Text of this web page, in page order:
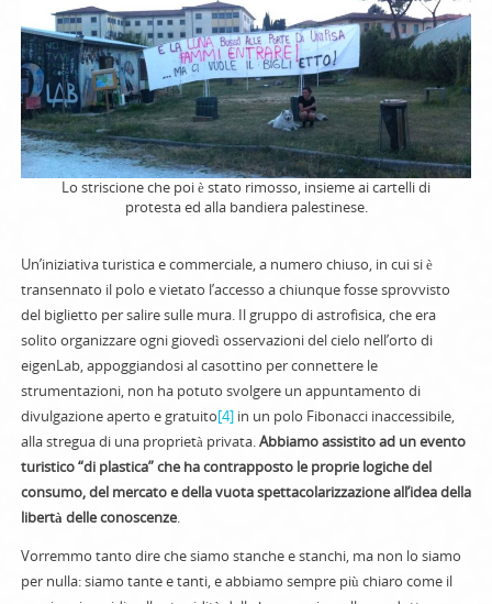
Lo striscione che poi è stato rimosso, insieme ai cartelli di
protesta ed alla bandiera palestinese.
Un’iniziativa turistica e commerciale, a numero chiuso, in cui si è
transennato il polo e vietato l’accesso a chiunque fosse sprovvisto
del biglietto per salire sulle mura. Il gruppo di astrofisica, che era
solito organizzare ogni giovedì osservazioni del cielo nell’orto di
eigenLab, appoggiandosi al casottino per connettere le
strumentazioni, non ha potuto svolgere un appuntamento di
divulgazione aperto e gratuito[4]in un polo Fibonacci inaccessibile,
alla stregua di una proprietà privata.Abbiamo assistito ad un evento
turistico “di plastica” che ha contrapposto le proprie logiche del
consumo, del mercato e della vuota spettacolarizzazione all’idea della
libertà delle conoscenze.
Vorremmo tanto dire che siamo stanche e stanchi, ma non lo siamo
per nulla: siamo tante e tanti, e abbiamo sempre più chiaro come il